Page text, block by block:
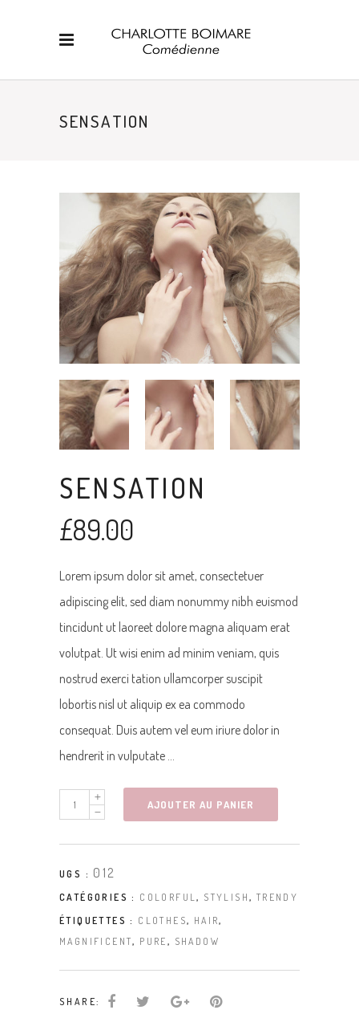
SENSATION
SENSATION
£89.00
Lorem ipsum dolor sit amet, consectetuer
adipiscing elit, sed diam nonummy nibh euismod
tincidunt ut laoreet dolore magna aliquam erat
volutpat. Ut wisi enim ad minim veniam, quis
nostrud exerci tation ullamcorper suscipit
lobortis nisl ut aliquip ex ea commodo
consequat. Duis autem vel eum iriure dolor in
hendrerit in vulputate …
AJOUTER AU PANIER
UGS : 012
CATÉGORIES : COLORFUL, STYLISH, TRENDY
ÉTIQUETTES : CLOTHES, HAIR,
MAGNIFICENT, PURE , SHADOW
SHARE: